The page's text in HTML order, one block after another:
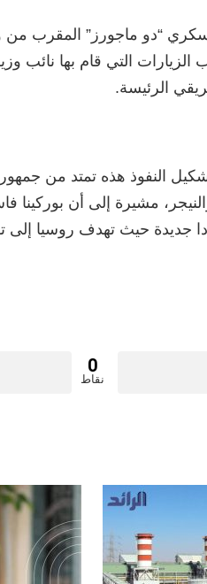
“دو ماجورز” المقرب من
التي قام بها نائب
الرئيسة.
النفوذ هذه تمتد من
مشيرة إلى أن بوركينا
جديدة حيث تهدف روسيا إلى
0
نقاط